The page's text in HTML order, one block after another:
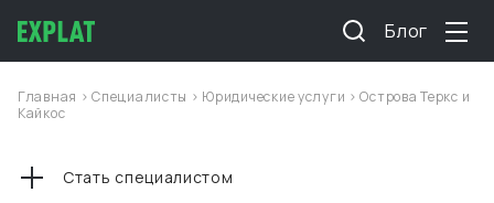
Блог
Главная >Специалисты > Юридические услуги >Острова Теркс и
Кайкос
Стать специалистом